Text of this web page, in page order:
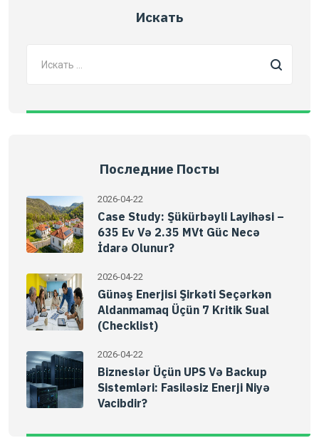
Искать
Последние Посты
2026-04-22
Case Study: Şükürbəyli Layihəsi –
635 Ev Və 2.35 MVt Güc Necə
İdarə Olunur?
2026-04-22
Günəş Enerjisi Şirkəti Seçərkən
Aldanmamaq Üçün 7 Kritik Sual
(Checklist)
2026-04-22
Bizneslər Üçün UPS Və Backup
Sistemləri: Fasiləsiz Enerji Niyə
Vacibdir?